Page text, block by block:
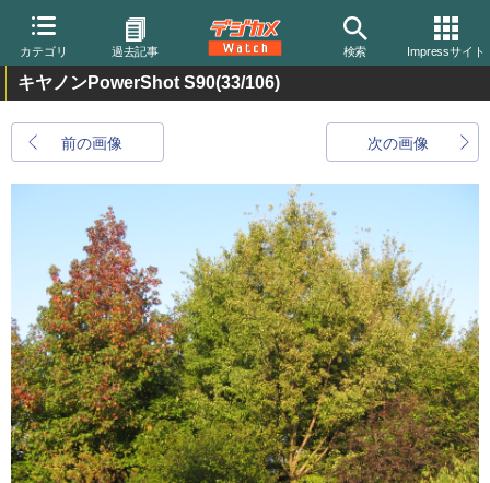
カテゴリ 過去記事 検索 Impressサイト
キヤノンPowerShot S90(33/106)
前の画像 次の画像